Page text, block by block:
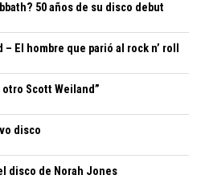
50 años de su disco debut
El hombre que parió al rock n’ roll
Scott Weiland”
disco
disco de Norah Jones